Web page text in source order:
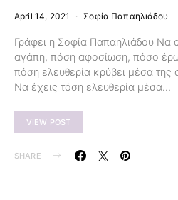
April 14, 2021 Σοφία Παπαηλιάδου
Γράφει η Σοφία Παπαηλιάδου Να
αγάπη, πόση αφοσίωση, πόσο
πόση ελευθερία κρύβει μέσα της
Να έχεις τόση ελευθερία μέσα…
VIEW POST
SHARE